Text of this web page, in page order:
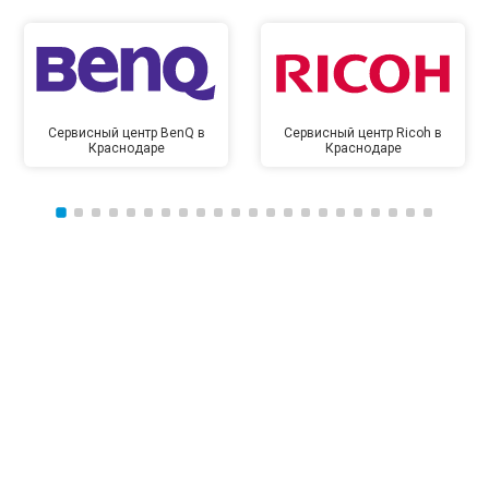
Сервисный центр BenQ в
Краснодаре
Сервисный центр Ricoh в
Краснодаре